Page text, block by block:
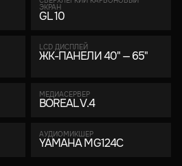
ЭКРАН
GL 10
LCD ДИСПЛЕЙ
ЖК-ПАНЕЛИ 40" — 65"
МЕДИАСЕРВЕР
BOREAL V.4
АУДИОМИКШЕР
YAMAHA MG124C